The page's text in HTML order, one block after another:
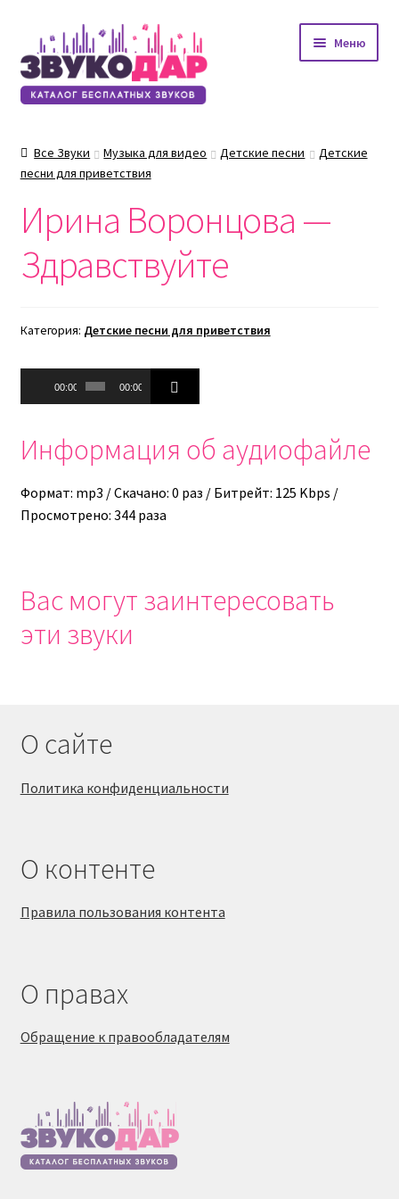
Перейти
к
навигации
Перейти
к
содержимому
Меню
Все Звуки Музыка для видео Детские песни
Детские
песни для приветствия
Ирина Воронцова —
Здравствуйте
Категория: Детские песни для приветствия
Аудиоплеер
00:00 00:00
Информация об аудиофайле
Формат: mp3 / Скачано: 0 раз / Битрейт: 125 Kbps /
Просмотрено: 344 раза
Вас могут заинтересовать
эти звуки
О сайте
Политика конфиденциальности
О контенте
Правила пользования контента
О правах
Обращение к правообладателям